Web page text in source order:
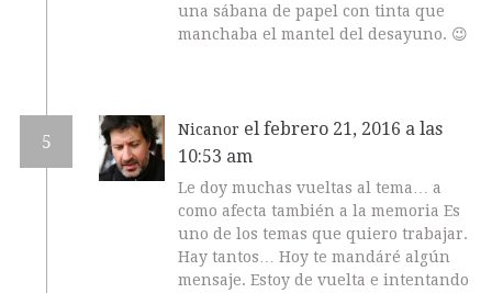
una sábana de papel con tinta que
manchaba el mantel del desayuno. 😉
5
Nicanor el febrero 21, 2016 a las
10:53 am
Le doy muchas vueltas al tema… a
como afecta también a la memoria Es
uno de los temas que quiero trabajar.
Hay tantos… Hoy te mandáré algún
mensaje. Estoy de vuelta e intentando